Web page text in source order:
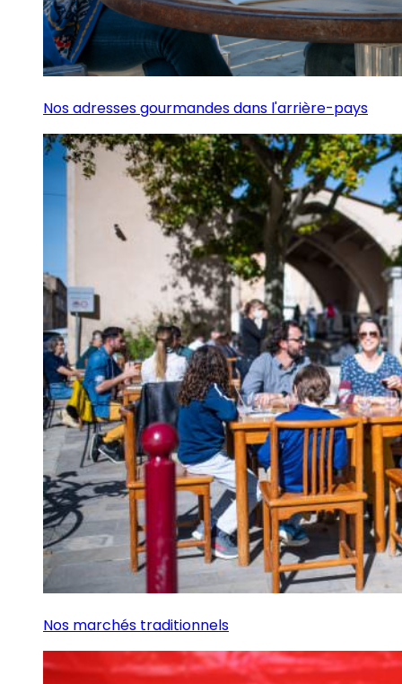
Nos adresses gourmandes dans l'arrière-pays
Nos marchés traditionnels